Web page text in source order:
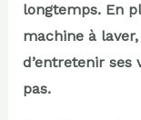
longtemps. En
machine à
d’entretenir ses
pas.